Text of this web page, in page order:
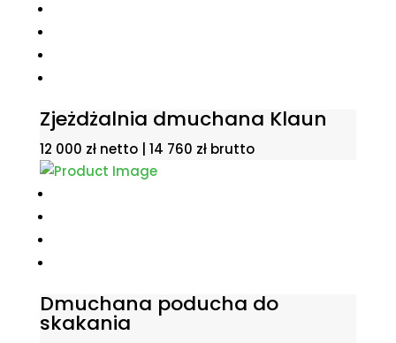
Zjeżdżalnia dmuchana Klaun
12 000 zł netto | 14 760 złbrutto
Dmuchana poducha do
skakania